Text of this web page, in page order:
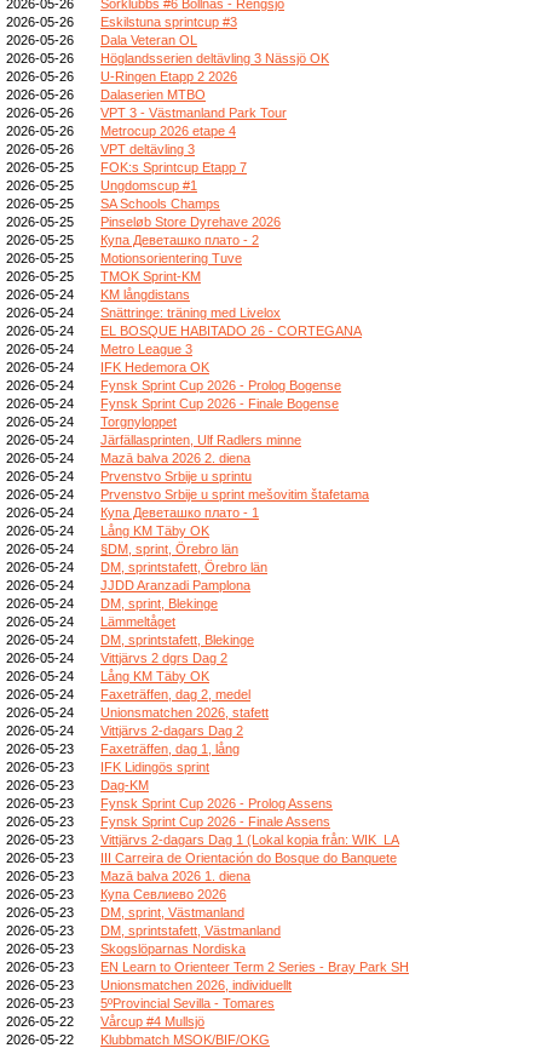
2026-05-26
Sörklubbs #6 Bollnäs - Rengsjö
2026-05-26
Eskilstuna sprintcup #3
2026-05-26
Dala Veteran OL
2026-05-26
Höglandsserien deltävling 3 Nässjö OK
2026-05-26
U-Ringen Etapp 2 2026
2026-05-26
Dalaserien MTBO
2026-05-26
VPT 3 - Västmanland Park Tour
2026-05-26
Metrocup 2026 etape 4
2026-05-26
VPT deltävling 3
2026-05-25
FOK:s Sprintcup Etapp 7
2026-05-25
Ungdomscup #1
2026-05-25
SA Schools Champs
2026-05-25
Pinseløb Store Dyrehave 2026
2026-05-25
Купа Деветашко плато - 2
2026-05-25
Motionsorientering Tuve
2026-05-25
TMOK Sprint-KM
2026-05-24
KM långdistans
2026-05-24
Snättringe: träning med Livelox
2026-05-24
EL BOSQUE HABITADO 26 - CORTEGANA
2026-05-24
Metro League 3
2026-05-24
IFK Hedemora OK
2026-05-24
Fynsk Sprint Cup 2026 - Prolog Bogense
2026-05-24
Fynsk Sprint Cup 2026 - Finale Bogense
2026-05-24
Torgnyloppet
2026-05-24
Järfällasprinten, Ulf Radlers minne
2026-05-24
Mazā balva 2026 2. diena
2026-05-24
Prvenstvo Srbije u sprintu
2026-05-24
Prvenstvo Srbije u sprint mešovitim štafetama
2026-05-24
Купа Деветашко плато - 1
2026-05-24
Lång KM Täby OK
2026-05-24
§DM, sprint, Örebro län
2026-05-24
DM, sprintstafett, Örebro län
2026-05-24
JJDD Aranzadi Pamplona
2026-05-24
DM, sprint, Blekinge
2026-05-24
Lämmeltåget
2026-05-24
DM, sprintstafett, Blekinge
2026-05-24
Vittjärvs 2 dgrs Dag 2
2026-05-24
Lång KM Täby OK
2026-05-24
Faxeträffen, dag 2, medel
2026-05-24
Unionsmatchen 2026, stafett
2026-05-24
Vittjärvs 2-dagars Dag 2
2026-05-23
Faxeträffen, dag 1, lång
2026-05-23
IFK Lidingös sprint
2026-05-23
Dag-KM
2026-05-23
Fynsk Sprint Cup 2026 - Prolog Assens
2026-05-23
Fynsk Sprint Cup 2026 - Finale Assens
2026-05-23
Vittjärvs 2-dagars Dag 1 (Lokal kopia från: WIK_LA
2026-05-23
III Carreira de Orientación do Bosque do Banquete
2026-05-23
Mazā balva 2026 1. diena
2026-05-23
Купа Севлиево 2026
2026-05-23
DM, sprint, Västmanland
2026-05-23
DM, sprintstafett, Västmanland
2026-05-23
Skogslöparnas Nordiska
2026-05-23
EN Learn to Orienteer Term 2 Series - Bray Park SH
2026-05-23
Unionsmatchen 2026, individuellt
2026-05-23
5ºProvincial Sevilla - Tomares
2026-05-22
Vårcup #4 Mullsjö
2026-05-22
Klubbmatch MSOK/BIF/OKG